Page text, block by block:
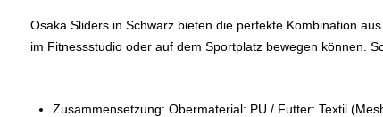
Osaka Sliders in Schwarz bieten die perfekte Kombination
im Fitnessstudio oder auf dem Sportplatz bewegen können.
Zusammensetzung: Obermaterial: PU / Futter: Textil